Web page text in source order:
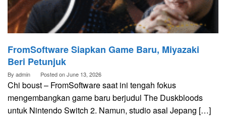
FromSoftware Siapkan Game Baru, Miyazaki
Beri Petunjuk
By admin Posted onJune 13, 2026
Chi boust – FromSoftware saat ini tengah fokus
mengembangkan game baru berjudul The Duskbloods
untuk Nintendo Switch 2. Namun, studio asal Jepang […]